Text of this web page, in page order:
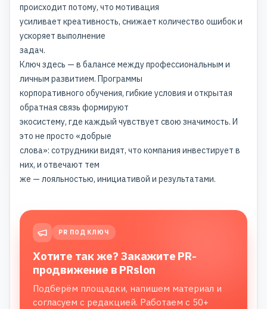
происходит потому, что мотивация
усиливает креативность, снижает количество ошибок и
ускоряет выполнение
задач.
Ключ здесь — в балансе между профессиональным и
личным развитием. Программы
корпоративного обучения, гибкие условия и открытая
обратная связь формируют
экосистему, где каждый чувствует свою значимость. И
это не просто «добрые
слова»: сотрудники видят, что компания инвестирует в
них, и отвечают тем
же — лояльностью, инициативой и результатами.
PR ПОД КЛЮЧ
Хотите так же? Закажите PR-
продвижение в PRslon
Подберём площадки, напишем материал и
согласуем с редакцией. Работаем с 50+